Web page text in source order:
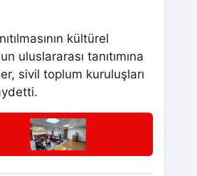
kültürel
uluslararası tanıtımına
sivil toplum kuruluşları